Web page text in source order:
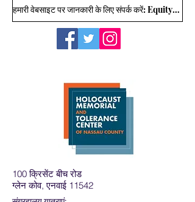
हमारी वेबसाइट पर जानकारी के लिए संपर्क करें: Equity4LIYouth@gmail.com
100 क्रिसेंट बीच रोड
ग्लेन कोव, एनवाई 11542